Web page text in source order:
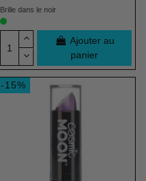
(144 avis)
Brille dans le noir
Ajouter au
panier
-15%